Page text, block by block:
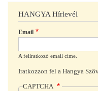
HANGYA Hírlevél
Email
A feliratkozó email címe.
Iratkozzon fel a Hangya
CAPTCHA